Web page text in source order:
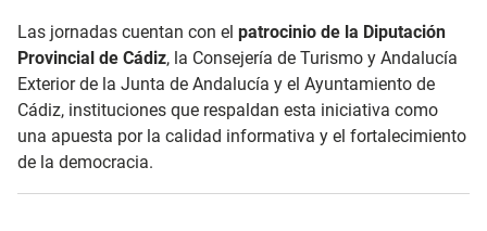
Las jornadas cuentan con el patrocinio de la Diputación
Provincial de Cádiz, la Consejería de Turismo y Andalucía
Exterior de la Junta de Andalucía y el Ayuntamiento de
Cádiz, instituciones que respaldan esta iniciativa como
una apuesta por la calidad informativa y el fortalecimiento
de la democracia.